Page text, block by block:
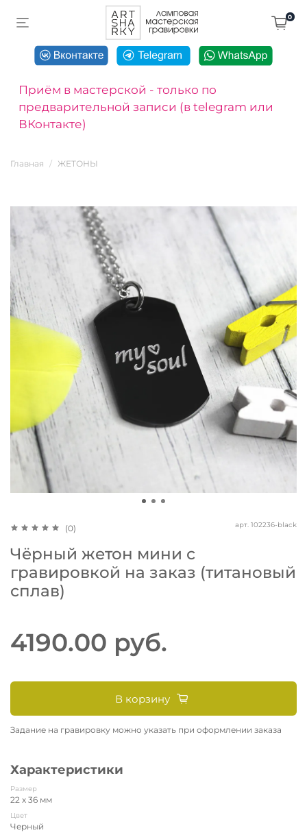
0
Приём в мастерской - только по
предварительной записи (в telegram или
ВКонтакте)
Главная ЖЕТОНЫ
(0) арт. 102236-black
Чёрный жетон мини с
гравировкой на заказ (титановый
сплав)
Задание на гравировку можно указать при оформлении заказа
4190.00 руб.
В корзину
Характеристики
Размер
22 х 36 мм
Цвет
Черный